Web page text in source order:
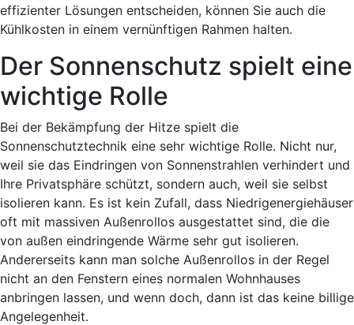
effizienter Lösungen entscheiden, können Sie auch die
Kühlkosten in einem vernünftigen Rahmen halten.
Der Sonnenschutz spielt eine
wichtige Rolle
Bei der Bekämpfung der Hitze spielt die
Sonnenschutztechnik eine sehr wichtige Rolle. Nicht nur,
weil sie das Eindringen von Sonnenstrahlen verhindert und
Ihre Privatsphäre schützt, sondern auch, weil sie selbst
isolieren kann. Es ist kein Zufall, dass Niedrigenergiehäuser
oft mit massiven Außenrollos ausgestattet sind, die die
von außen eindringende Wärme sehr gut isolieren.
Andererseits kann man solche Außenrollos in der Regel
nicht an den Fenstern eines normalen Wohnhauses
anbringen lassen, und wenn doch, dann ist das keine billige
Angelegenheit.